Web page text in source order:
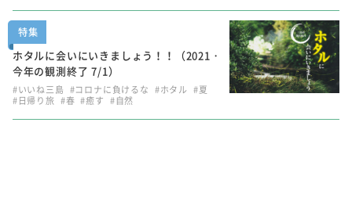
特集
ホタルに会いにいきましょう！！（2021・
今年の観測終了 7/1）
#いいね三島 #コロナに負けるな #ホタル #夏
#日帰り旅 #春 #癒す #自然